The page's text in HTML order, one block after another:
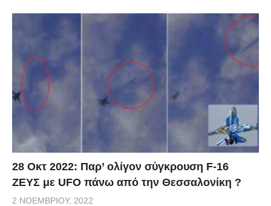
28 Οκτ 2022: Παρ’ ολίγον σύγκρουση F-16
ΖΕΥΣ με UFO πάνω από την Θεσσαλονίκη ?
2 ΝΟΕΜΒΡΊΟΥ, 2022